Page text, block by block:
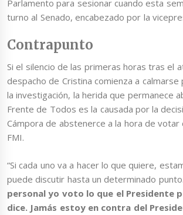
Parlamento para sesionar cuando esta
turno al Senado, encabezado por la
Contrapunto
Si el silencio de las primeras horas tras el
despacho de Cristina comienza a calmarse
la investigación, la herida que permanece
Frente de Todos es la causada por la
Cámpora de abstenerce a la hora de votar
FMI.
“Si cada uno va a hacer lo que quiere,
puede discutir hasta un determinado punto.
personal yo voto lo que el Presidente
dice. Jamás estoy en contra del